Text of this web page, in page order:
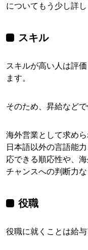
についてもう少し詳
スキル
スキルが高い人は評
ます。
そのため、昇給など
海外営業として求め
日本語以外の言語能
応できる順応性や、
チャンスへの判断力
役職
役職に就くことは給